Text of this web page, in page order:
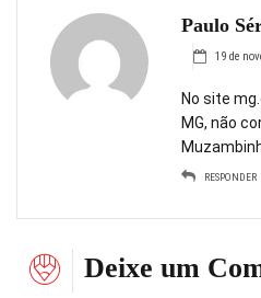
Paulo
19 de
No site
MG, não
RESPONDER
Deixe um